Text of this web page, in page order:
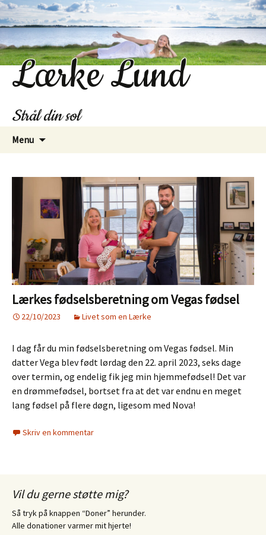
Lærke Lund
Strål din sol
Menu
Lærkes fødselsberetning om Vegas fødsel
22/10/2023 Livet som en Lærke
I dag får du min fødselsberetning om Vegas fødsel. Min
datter Vega blev født lørdag den 22. april 2023, seks dage
over termin, og endelig fik jeg min hjemmefødsel! Det var
en drømmefødsel, bortset fra at det var endnu en meget
lang fødsel på flere døgn, ligesom med Nova!
Skriv en kommentar
Vil du gerne støtte mig?
Så tryk på knappen “Doner” herunder.
Alle donationer varmer mit hjerte!